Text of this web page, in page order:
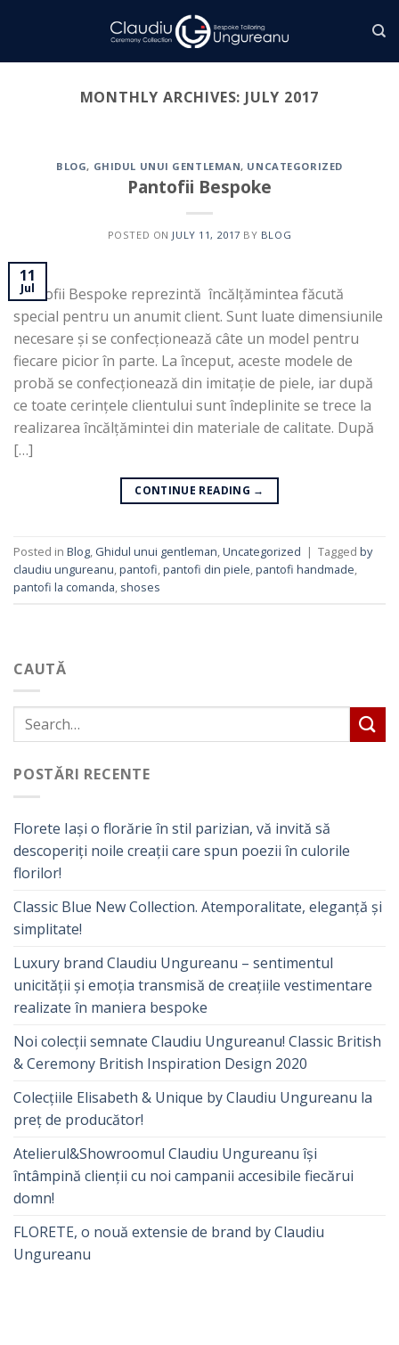
MONTHLY ARCHIVES: JULY 2017
CAUTĂ
POSTĂRI RECENTE
Florete Iași o florărie în stil parizian, vă invită să
descoperiți noile creații care spun poezii în culorile
florilor!
Classic Blue New Collection. Atemporalitate, eleganță și
simplitate!
Luxury brand Claudiu Ungureanu – sentimentul
unicității și emoția transmisă de creațiile vestimentare
realizate în maniera bespoke
Noi colecții semnate Claudiu Ungureanu! Classic British
& Ceremony British Inspiration Design 2020
Colecțiile Elisabeth & Unique by Claudiu Ungureanu la
preț de producător!
Atelierul&Showroomul Claudiu Ungureanu își
întâmpină clienții cu noi campanii accesibile fiecărui
domn!
FLORETE, o nouă extensie de brand by Claudiu
Ungureanu
BLOG, GHIDUL UNUI GENTLEMAN, UNCATEGORIZED
Pantofii Bespoke
POSTED ON JULY 11, 2017 BY BLOG
11
Jul
Pantofii Bespoke reprezintă încălțămintea făcută
special pentru un anumit client. Sunt luate dimensiunile
necesare și se confecționează câte un model pentru
fiecare picior în parte. La început, aceste modele de
probă se confecționează din imitație de piele, iar după
ce toate cerințele clientului sunt îndeplinite se trece la
realizarea încălțămintei din materiale de calitate. După
[…]
CONTINUE READING →
Posted in Blog, Ghidul unui gentleman,Uncategorized | Tagged by
claudiu ungureanu,pantofi,pantofi din piele,pantofi handmade,
pantofi la comanda, shoses